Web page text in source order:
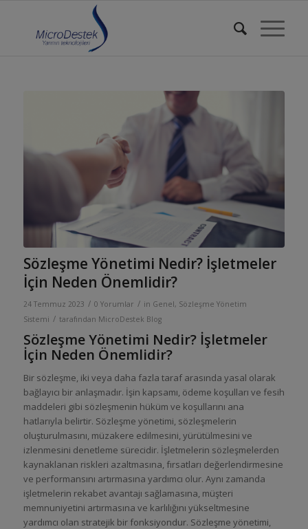
Sözleşme Yönetimi Nedir? İşletmeler
İçin Neden Önemlidir?
24 Temmuz 2023 / 0 Yorumlar / in Genel, Sözleşme Yönetim
Sistemi / tarafından MicroDestek Blog
Sözleşme Yönetimi Nedir? İşletmeler
İçin Neden Önemlidir?
Bir sözleşme, iki veya daha fazla taraf arasında yasal olarak
bağlayıcı bir anlaşmadır. İşin kapsamı, ödeme koşulları ve fesih
maddeleri gibi sözleşmenin hüküm ve koşullarını ana
hatlarıyla belirtir. Sözleşme yönetimi, sözleşmelerin
oluşturulmasını, müzakere edilmesini, yürütülmesini ve
izlenmesini denetleme sürecidir. İşletmelerin sözleşmelerden
kaynaklanan riskleri azaltmasına, fırsatları değerlendirmesine
ve performansını artırmasına yardımcı olur. Aynı zamanda
işletmelerin rekabet avantajı sağlamasına, müşteri
memnuniyetini artırmasına ve karlılığını yükseltmesine
yardımcı olan stratejik bir fonksiyondur. Sözleşme yönetimi,